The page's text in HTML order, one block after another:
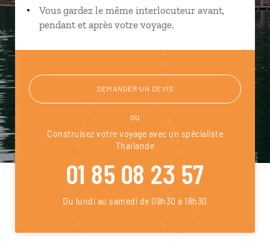
Vous gardez le même interlocuteur avant,
pendant et après votre voyage.
DEMANDER UN DEVIS
ou
Construisez votre voyage avec un spécialiste
Thaïlande
01 85 08 23 57
Du lundi au samedi de 09h30 à 18h30